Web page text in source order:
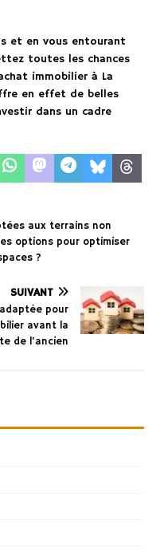
et en vous entourant
toutes les chances
immobilier à La
en effet de belles
dans un cadre
aux terrains non
options pour optimiser
?
SUIVANT
pour
avant la
de l’ancien